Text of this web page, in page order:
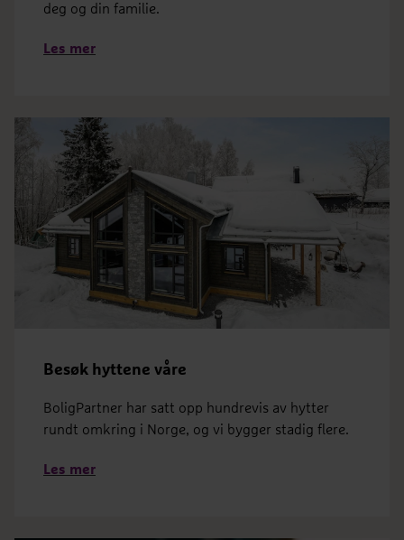
deg og din familie.
Les mer
Besøk hyttene våre
BoligPartner har satt opp hundrevis av hytter
rundt omkring i Norge, og vi bygger stadig flere.
Les mer